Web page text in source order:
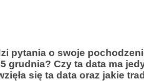
pytania o swoje
grudnia? Czy ta data ma
się ta data oraz jakie